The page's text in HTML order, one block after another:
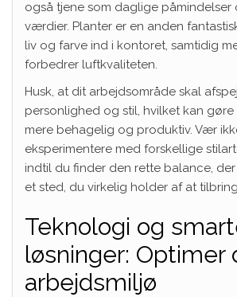
også tjene som daglige påmindelser
værdier. Planter er en anden
liv og farve ind i kontoret, samtidig
forbedrer luftkvaliteten.
Husk, at dit arbejdsområde skal
personlighed og stil, hvilket kan
mere behagelig og produktiv. Vær
eksperimentere med forskellige
indtil du finder den rette balance,
et sted, du virkelig holder af at
Teknologi og
løsninger: Optimer
arbejdsmiljø